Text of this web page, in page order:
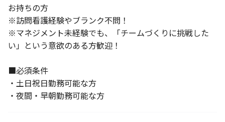
お持ちの方
※訪問看護経験やブランク不問！
※マネジメント未経験でも、「チームづくりに挑戦した
い」という意欲のある方歓迎！
■必須条件
・土日祝日勤務可能な方
・夜間・早朝勤務可能な方